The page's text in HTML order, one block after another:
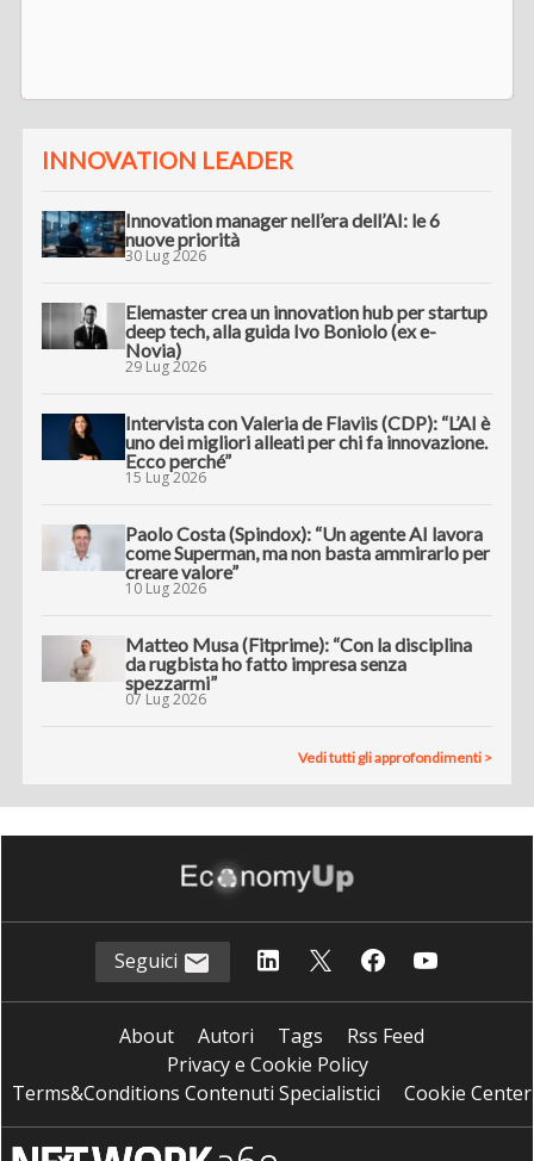
INNOVATION LEADER
Innovation manager nell’era dell’AI: le 6
nuove priorità
30 Lug 2026
Elemaster crea un innovation hub per startup
deep tech, alla guida Ivo Boniolo (ex e-
Novia)
29 Lug 2026
Intervista con Valeria de Flaviis (CDP): “L’AI è
uno dei migliori alleati per chi fa innovazione.
Ecco perché”
15 Lug 2026
Paolo Costa (Spindox): “Un agente AI lavora
come Superman, ma non basta ammirarlo per
creare valore”
10 Lug 2026
Matteo Musa (Fitprime): “Con la disciplina
da rugbista ho fatto impresa senza
spezzarmi”
07 Lug 2026
Vedi tutti gli approfondimenti >
Seguici
About Autori Tags
Rss Feed
Privacy e Cookie Policy
Terms&Conditions Contenuti Specialistici
Cookie Center